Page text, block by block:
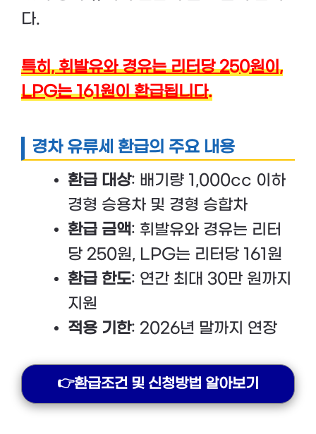
다.
특히, 휘발유와 경유는 리터당 250원이,
LPG는 161원이 환급됩니다.
경차 유류세 환급의 주요 내용
환급 대상: 배기량 1,000cc 이하
경형 승용차 및 경형 승합차
환급 금액: 휘발유와 경유는 리터
당 250원, LPG는 리터당 161원
환급 한도: 연간 최대 30만 원까지
지원
적용 기한: 2026년 말까지 연장
👉환급조건 및 신청방법 알아보기